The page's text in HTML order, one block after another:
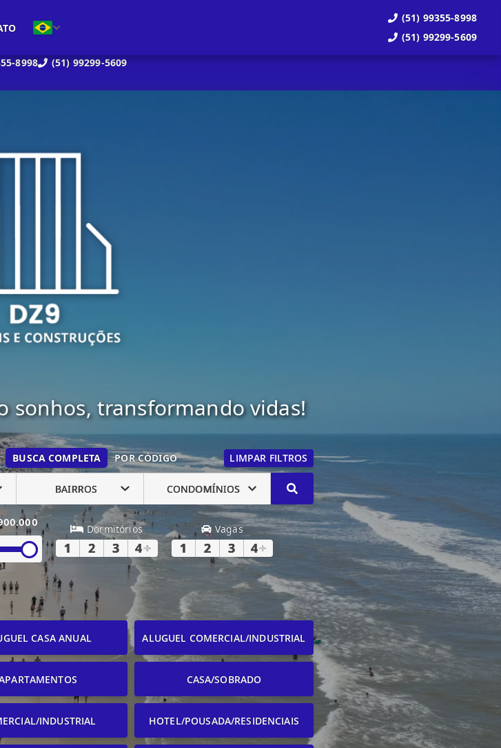
8998 (51) 99299-5609
(51) 99355-8998
(51) 99299-5609
sonhos, transformando vidas!
BUSCA COMPLETA POR CÓDIGO LIMPAR FILTROS
BAIRROS CONDOMÍNIOS
Dormitórios
1 2 3 4+
Vagas
1 2 3 4+
CASA ANUAL ALUGUEL COMERCIAL/INDUSTRIAL
CASA/SOBRADO
INDUSTRIAL HOTEL/POUSADA/RESIDENCIAIS